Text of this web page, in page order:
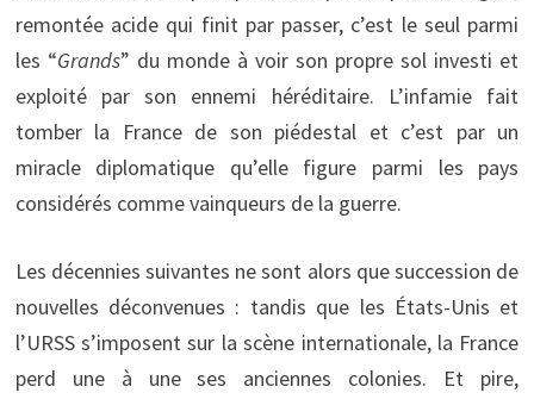
remontée acide qui finit par passer, c’est le seul parmi
les “Grands” du monde à voir son propre sol investi et
exploité par son ennemi héréditaire. L’infamie fait
tomber la France de son piédestal et c’est par un
miracle diplomatique qu’elle figure parmi les pays
considérés comme vainqueurs de la guerre.
Les décennies suivantes ne sont alors que succession de
nouvelles déconvenues : tandis que les États-Unis et
l’URSS s’imposent sur la scène internationale, la France
perd une à une ses anciennes colonies. Et pire,